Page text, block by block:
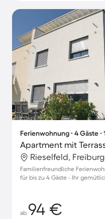
Ferienwohnung ∙ 4 Gäste
Apartment mit
Rieselfeld,
Familienfreundliche
für bis zu 4 Gäste - Ihr
ab 94 €